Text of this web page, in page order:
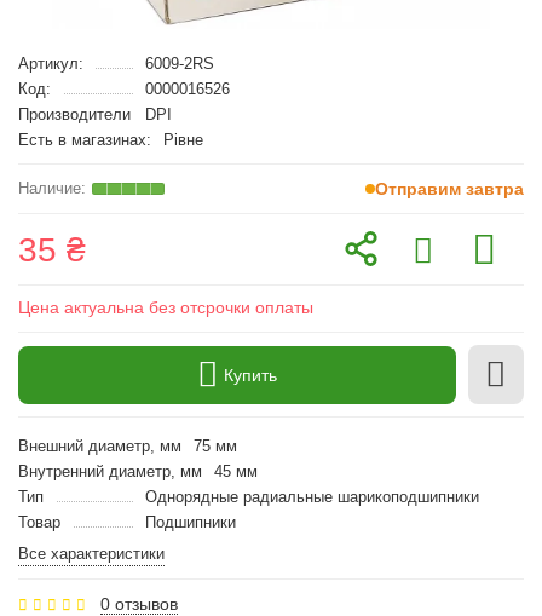
Артикул:
6009-2RS
Код:
0000016526
Производители
DPI
Есть в магазинах:
Рівне
Отправим завтра
35 ₴
Цена актуальна без отсрочки оплаты
Купить
Внешний диаметр, мм
75 мм
Внутренний диаметр, мм
45 мм
Тип
Однорядные радиальные шарикоподшипники
Товар
Подшипники
Все характеристики
0 отзывов